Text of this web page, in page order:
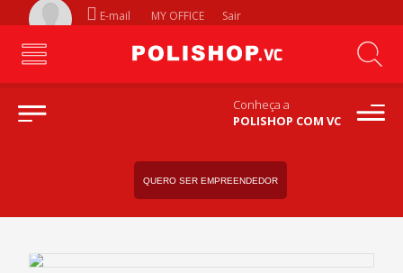
E-mail MY OFFICE Sair
Conheça a
POLISHOP COM VC
QUERO SER EMPREENDEDOR